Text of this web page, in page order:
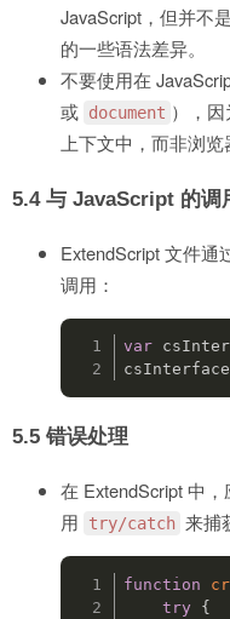
JavaScript，但并不
的一些语法差异。
不要使用在
或 document ），
上下文中，而非浏览
5.4 与 JavaScript 的调
ExtendScript 文件通
调用：
var
csInterface
5.5 错误处理
在 ExtendScript 中
用
try/catch 来捕
function
try
{